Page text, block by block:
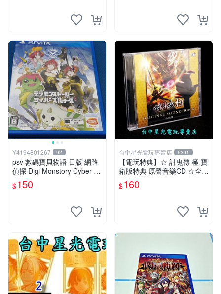
Y4194801267 92
psv 數碼寶貝物語 日版 網路
偵探 Digi Monstory Cyber Sl
euth
$150
台中星光電玩專賣店 6301
【電玩特典】☆ 討鬼傳 極 寶
箱版特典 原聲音樂CD ☆全新
品【台中星光電玩】
$160